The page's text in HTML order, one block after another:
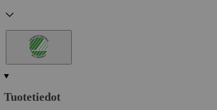
Tuotetiedot